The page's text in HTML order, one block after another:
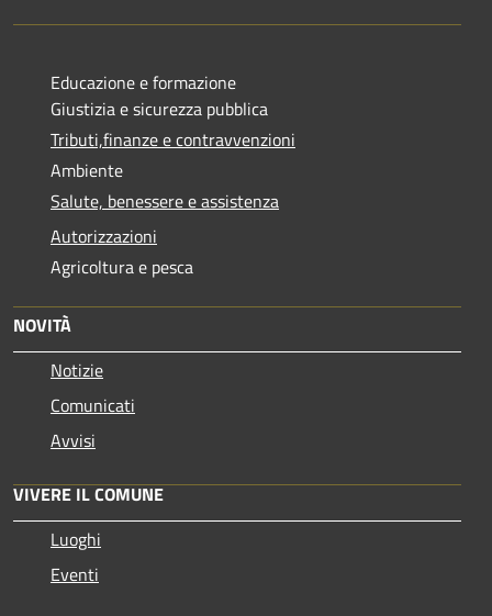
Educazione e formazione
Giustizia e sicurezza pubblica
Tributi,finanze e contravvenzioni
Ambiente
Salute, benessere e assistenza
Autorizzazioni
Agricoltura e pesca
NOVITÀ
Notizie
Comunicati
Avvisi
VIVERE IL COMUNE
Luoghi
Eventi